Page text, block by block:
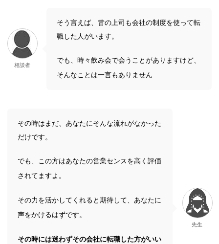
相談者
そう言えば、昔の上司も会社の制度を使って転
職した人がいます。
でも、時々飲み会で会うことがありますけど、
そんなことは一言もありません
その時はまだ、あなたにそんな流れがなかった
だけです。
でも、この方はあなたの営業センスを高く評価
されてますよ。
その力を活かしてくれると期待して、あなたに
声をかけるはずです。
その時には迷わずその会社に転職した方がいい
先生